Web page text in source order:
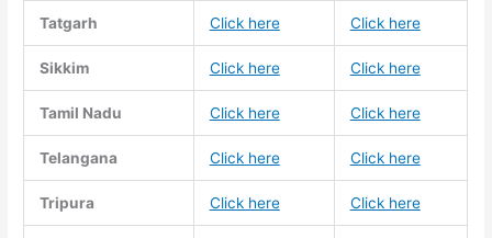
Tatgarh Click here Click here
Sikkim Click here Click here
Tamil Nadu Click here Click here
Telangana Click here Click here
Tripura Click here Click here